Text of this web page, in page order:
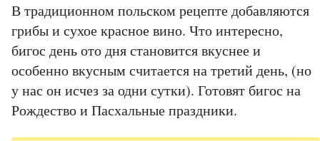
В традиционном польском рецепте добавляются
грибы и сухое красное вино. Что интересно,
бигос день ото дня становится вкуснее и
особенно вкусным считается на третий день, (но
у нас он исчез за одни сутки). Готовят бигос на
Рождество и Пасхальные праздники.